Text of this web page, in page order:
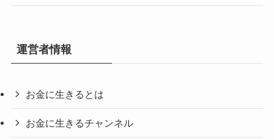
運営者情報
お金に生きるとは
お金に生きるチャンネル